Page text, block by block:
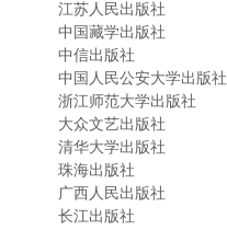
江苏人民出版社
中国藏学出版社
中信出版社
中国人民公安大学出版社
浙江师范大学出版社
大众文艺出版社
清华大学出版社
珠海出版社
广西人民出版社
长江出版社